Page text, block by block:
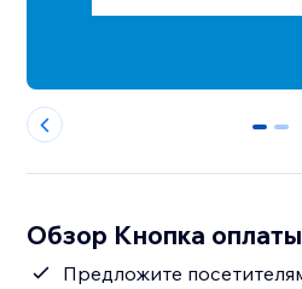
0 1
Обзор Кнопка оплаты
Предложите